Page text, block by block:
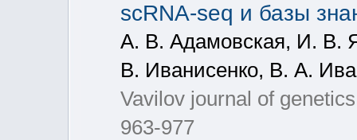
scRNA-seq и базы
А. В. Адамовская, И. В.
В. Иванисенко, В. А.
Vavilov journal of
963-977